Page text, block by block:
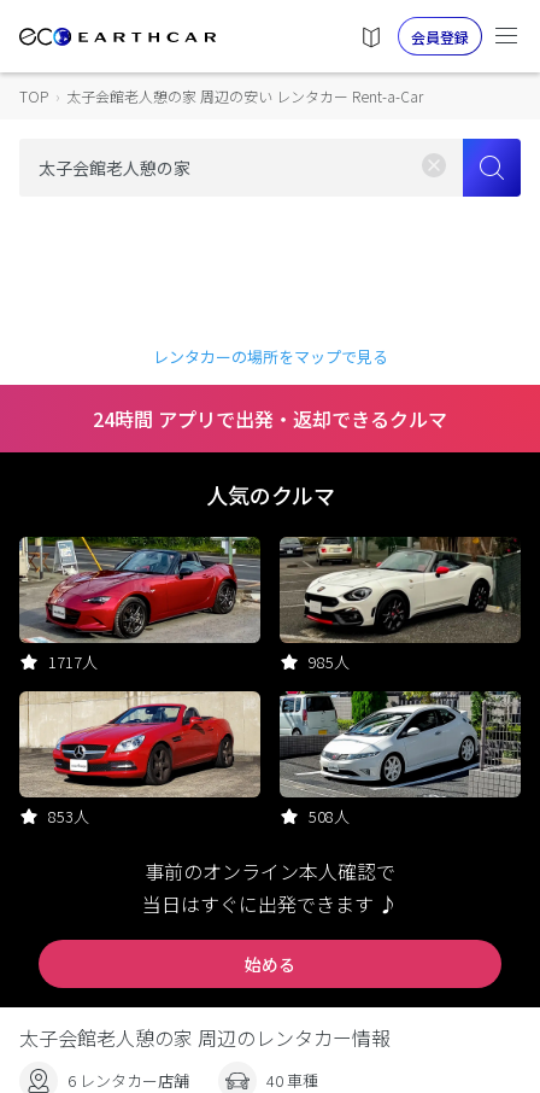
会員登録
TOP › 太子会館老人憩の家 周辺の安い レンタカー Rent-a-Car
レンタカーの場所をマップで見る
24時間 アプリで出発・返却できるクルマ
人気のクルマ
1717人 985人
853人 508人
事前のオンライン本人確認で
当日はすぐに出発できます ♪
始める
太子会館老人憩の家 周辺のレンタカー情報
6 レンタカー店舗 40 車種